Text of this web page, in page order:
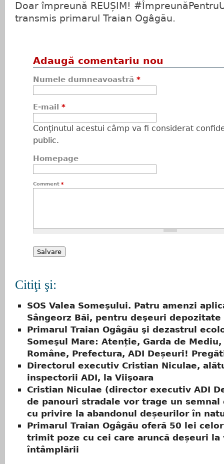
Doar împreună REUȘIM!
transmis primarul Traian Ogâgău.
Adaugă comentariu nou
Numele dumneavoastră *
E-mail *
Conţinutul acestui câmp va fi considerat
public.
Homepage
Comment *
Citiţi şi:
SOS Valea Someşului. Patru amenzi
Sângeorz Băi, pentru deşeuri
Primarul Traian Ogâgău şi dezastrul
Someşul Mare: Atenție, Garda de Mediu,
Române, Prefectura, ADI Deșeuri!
Directorul executiv Cristian Niculae,
inspectorii ADI, la Viişoara
Cristian Niculae (director executiv ADI
de panouri stradale vor trage un semnal
cu privire la abandonul deșeurilor în
Primarul Traian Ogâgău oferă 50 lei
trimit poze cu cei care aruncă deșeuri la
întâmplării